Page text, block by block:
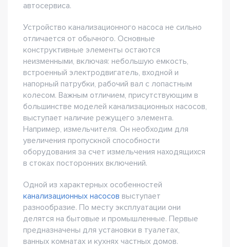
автосервиса.
Устройство канализационного насоса не сильно
отличается от обычного. Основные
конструктивные элементы остаются
неизменными, включая: небольшую емкость,
встроенный электродвигатель, входной и
напорный патрубки, рабочий вал с лопастным
колесом. Важным отличием, присутствующим в
большинстве моделей канализационных насосов,
выступает наличие режущего элемента.
Например, измельчителя. Он необходим для
увеличения пропускной способности
оборудования за счет измельчения находящихся
в стоках посторонних включений.
Одной из характерных особенностей
канализационных насосов выступает
разнообразие. По месту эксплуатации они
делятся на бытовые и промышленные. Первые
предназначены для установки в туалетах,
ванных комнатах и кухнях частных домов.